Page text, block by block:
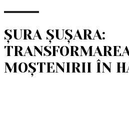
ȘURA ȘUȘARA:
MOȘTENIRII ÎN